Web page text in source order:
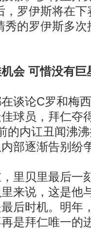
，罗伊斯将在
秀的罗伊斯多
会 可惜没有巨
论C罗和梅西
球员，拜仁夺
的内讧丑闻沸
部逐渐告别纷
贝里最后一
来说，这是他
后时机。明年
是拜仁唯一的